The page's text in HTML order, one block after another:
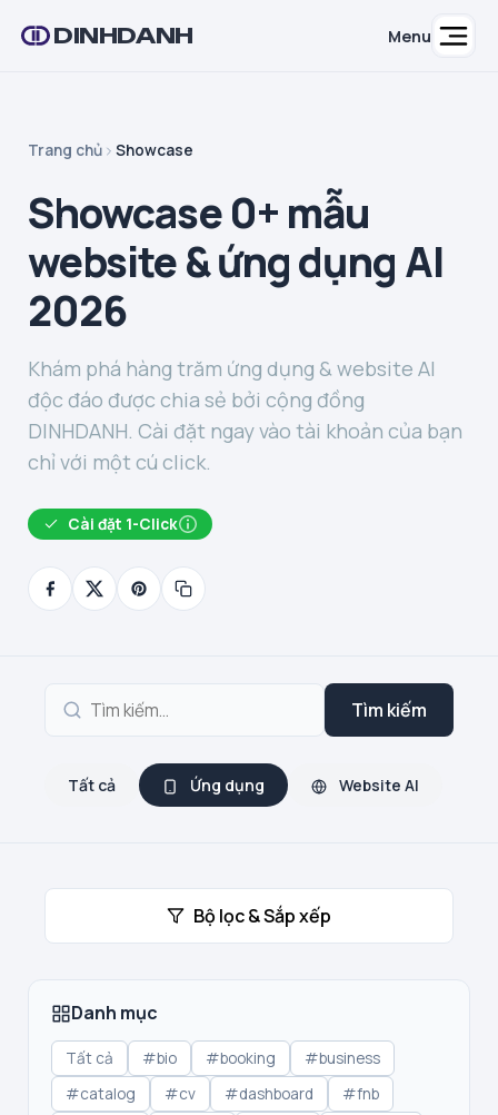
DINHDANH Menu
Trang chủ Showcase
Showcase 0+ mẫu
website & ứng dụng AI
2026
Khám phá hàng trăm ứng dụng & website AI
độc đáo được chia sẻ bởi cộng đồng
DINHDANH. Cài đặt ngay vào tài khoản của bạn
chỉ với một cú click.
Cài đặt 1-Click
Tìm kiếm
Tất cả Ứng dụng Website AI
Bộ lọc & Sắp xếp
Danh mục
Tất cả #bio #booking
#business
#catalog
#cv #dashboard
#fnb